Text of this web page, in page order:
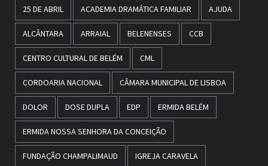
25 DE ABRIL ACADEMIA DRAMÁTICA FAMILIAR AJUDA
ALCÂNTARA ARRAIAL BELENENSES CCB
CENTRO CULTURAL DE BELÉM CML
CORDOARIA NACIONAL CÂMARA MUNICIPAL DE LISBOA
DOLOR DOSE DUPLA EDP ERMIDA BELÉM
ERMIDA NOSSA SENHORA DA CONCEIÇÃO
FUNDAÇÃO CHAMPALIMAUD IGREJA CARAVELA